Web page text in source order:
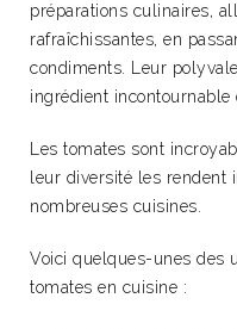
préparations culinaires,
rafraîchissantes, en
condiments. Leur
ingrédient incontournable
Les tomates sont
leur diversité les rendent
nombreuses cuisines.
Voici quelques-unes des
tomates en cuisine :